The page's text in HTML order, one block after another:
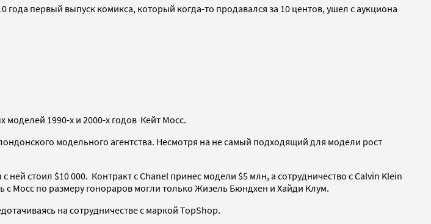
первый выпуск комикса, который когда-то продавался за 10 центов, ушел с аукциона
1990-х и 2000-х годов Кейт Мосс.
модельного агентства. Несмотря на не самый подходящий для модели рост
стоил $10 000. Контракт с Chanel принес модели $5 млн, а сотрудничество с Calvin Klein
с Мосс по размеру гонораров могли только Жизель Бюндхен и Хайди Клум.
на сотрудничестве с маркой TopShop.